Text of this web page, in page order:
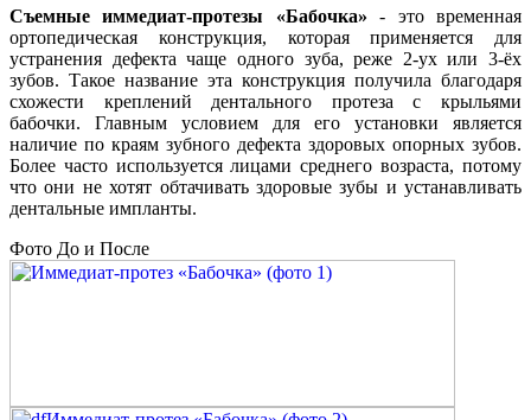
Съемные иммедиат-протезы «Бабочка» - это временная
ортопедическая конструкция, которая применяется для
устранения дефекта чаще одного зуба, реже 2-ух или 3-ёх
зубов. Такое название эта конструкция получила благодаря
схожести креплений дентального протеза с крыльями
бабочки. Главным условием для его установки является
наличие по краям зубного дефекта здоровых опорных зубов.
Более часто используется лицами среднего возраста, потому
что они не хотят обтачивать здоровые зубы и устанавливать
дентальные импланты.
Фото До и После